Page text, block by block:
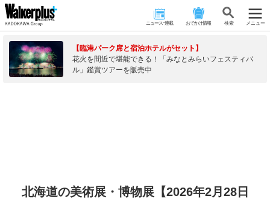
ニュース･連載 おでかけ情報 検 索 メニュー
【臨港パーク席と宿泊ホテルがセット】
花火を間近で堪能できる！「みなとみらいフェスティバ
ル」鑑賞ツアーを販売中
北海道の美術展・博物展【2026年2月28日